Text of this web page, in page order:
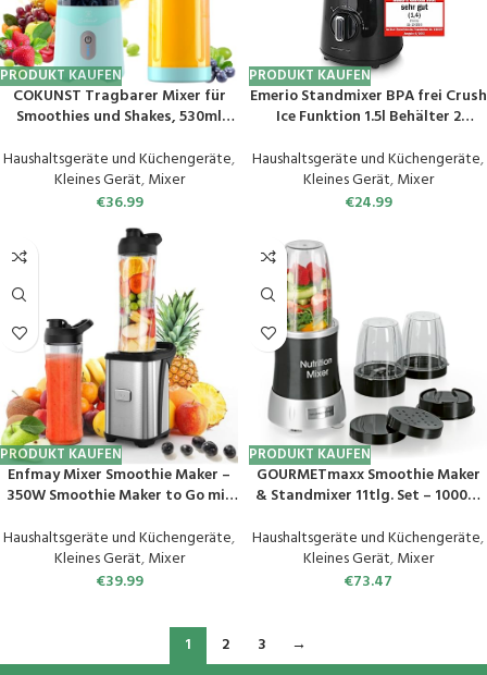
PRODUKT KAUFEN
COKUNST Tragbarer Mixer für
Smoothies und Shakes, 530ml
Wiederaufladbarem Typ-C
Portable Blender mit Reisedeckel,
Mini Standmixer für Reisen, Küche
Haushaltsgeräte und Küchengeräte,
Kleines Gerät,Mixer
€36.99
PRODUKT KAUFEN
Emerio Standmixer BPA frei Crush
Ice Funktion 1.5l Behälter 2
Funktion Messereinheit aus
Edelstahl Sicherheitsschalter
geschirrspülgeeignet 500 Watt
Haushaltsgeräte und Küchengeräte,
Kleines Gerät,Mixer
€24.99
PRODUKT KAUFEN
Enfmay Mixer Smoothie Maker –
350W Smoothie Maker to Go mit
Edelstahl Blender für Shake,
Smoothie und Babynahrung –
Silber
Haushaltsgeräte und Küchengeräte,
Kleines Gerät,Mixer
€39.99
PRODUKT KAUFEN
GOURMETmaxx Smoothie Maker
& Standmixer 11tlg. Set – 1000W
Mixer 700ml, Blender inkl. To-Go
Becher, 2 Klingen & Rezeptbuch |
Spülmaschinenfest, auslaufsicher
Haushaltsgeräte und Küchengeräte,
Kleines Gerät,Mixer
€73.47
1 2 3 →